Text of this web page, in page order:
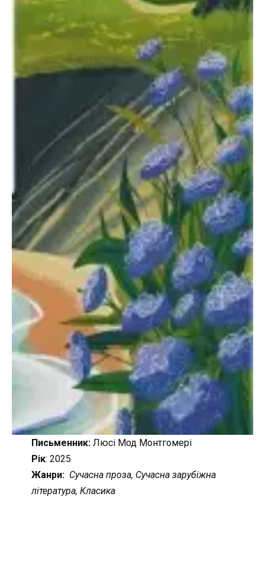
Письменник:Люсі Мод Монтгомері
Рік: 2025
Жанри: Сучасна проза, Сучасна зарубіжна
література, Класика